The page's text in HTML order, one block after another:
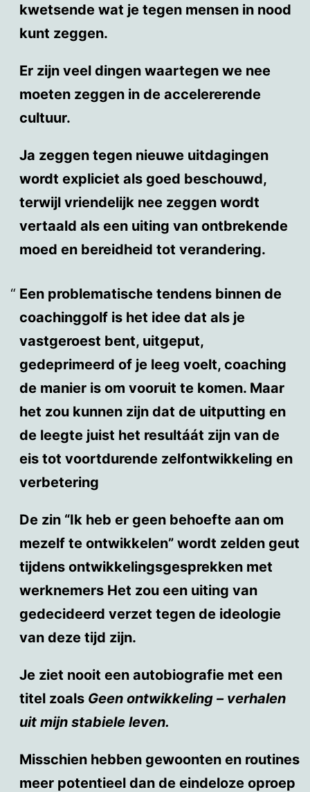
kwetsende wat je tegen mensen in nood
kunt zeggen.
Er zijn veel dingen waartegen we nee
moeten zeggen in de accelererende
cultuur.
Ja zeggen tegen nieuwe uitdagingen
wordt expliciet als goed beschouwd,
terwijl vriendelijk nee zeggen wordt
vertaald als een uiting van ontbrekende
moed en bereidheid tot verandering.
Een problematische tendens binnen de
coachinggolf is het idee dat als je
vastgeroest bent, uitgeput,
gedeprimeerd of je leeg voelt, coaching
de manier is om vooruit te komen. Maar
het zou kunnen zijn dat de uitputting en
de leegte juist het resultáát zijn van de
eis tot voortdurende zelfontwikkeling en
verbetering
De zin “Ik heb er geen behoefte aan om
mezelf te ontwikkelen” wordt zelden geut
tijdens ontwikkelingsgesprekken met
werknemers Het zou een uiting van
gedecideerd verzet tegen de ideologie
van deze tijd zijn.
Je ziet nooit een autobiografie met een
titel zoals Geen ontwikkeling – verhalen
uit mijn stabiele leven.
Misschien hebben gewoonten en routines
meer potentieel dan de eindeloze oproep